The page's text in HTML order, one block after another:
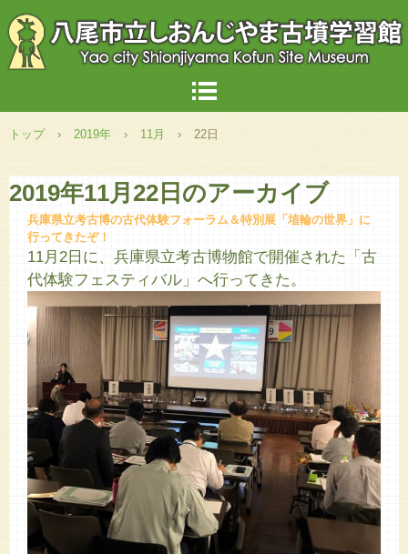
トップ › 2019年 › 11月 › 22日
2019年11月22日 のアーカイブ
兵庫県立考古博の古代体験フォーラム＆特別展「埴輪の世界」に
行ってきたぞ！
11月2日に、兵庫県立考古博物館で開催された「古
代体験フェスティバル」へ行ってきた。